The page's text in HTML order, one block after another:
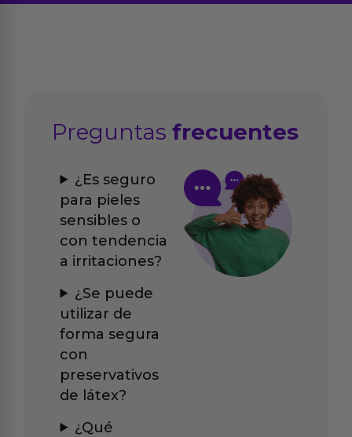
Preguntasfrecuentes
¿Es seguro
para pieles
sensibles o
con tendencia
a irritaciones?
¿Se puede
utilizar de
forma segura
con
preservativos
de látex?
¿Qué